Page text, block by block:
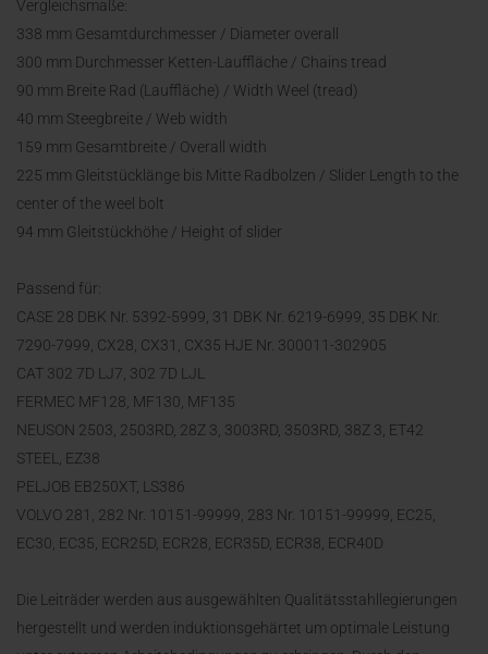
Vergleichsmaße:
338 mm Gesamtdurchmesser / Diameter overall
300 mm Durchmesser Ketten-Lauffläche / Chains tread
90 mm Breite Rad (Lauffläche) / Width Weel (tread)
40 mm Steegbreite / Web width
159 mm Gesamtbreite / Overall width
225 mm Gleitstücklänge bis Mitte Radbolzen / Slider Length to the
center of the weel bolt
94 mm Gleitstückhöhe / Height of slider
Passend für:
CASE 28 DBK Nr. 5392-5999, 31 DBK Nr. 6219-6999, 35 DBK Nr.
7290-7999, CX28, CX31, CX35 HJE Nr. 300011-302905
CAT 302 7D LJ7, 302 7D LJL
FERMEC MF128, MF130, MF135
NEUSON 2503, 2503RD, 28Z 3, 3003RD, 3503RD, 38Z 3, ET42
STEEL, EZ38
PELJOB EB250XT, LS386
VOLVO 281, 282 Nr. 10151-99999, 283 Nr. 10151-99999, EC25,
EC30, EC35, ECR25D, ECR28, ECR35D, ECR38, ECR40D
Die Leiträder werden aus ausgewählten Qualitätsstahllegierungen
hergestellt und werden induktionsgehärtet um optimale Leistung